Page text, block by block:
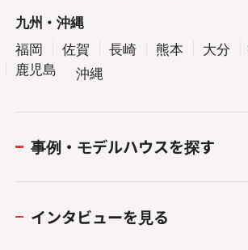
九州・沖縄
福岡
佐賀 長崎 熊本 大分
鹿児島
沖縄
事例・モデルハウスを探す
インタビューを見る